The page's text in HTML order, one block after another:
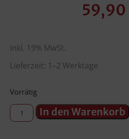
59,90
inkl. 19% MwSt.
Lieferzeit: 1–2 Werktage
Vorrätig
In den Warenkorb